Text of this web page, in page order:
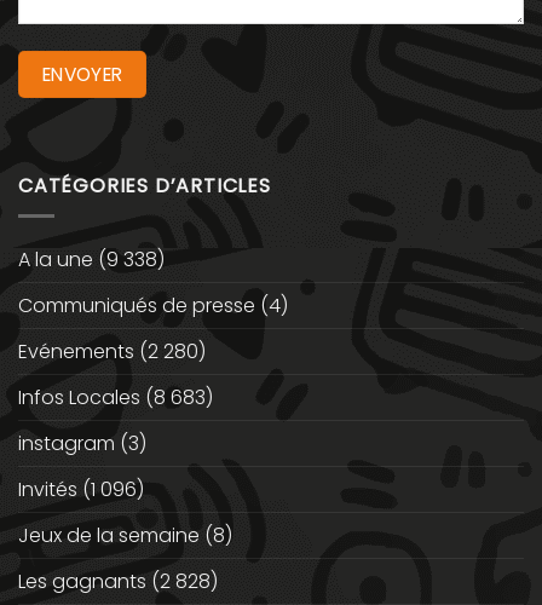
CATÉGORIES D’ARTICLES
A la une (9 338)
Communiqués de presse (4)
Evénements (2 280)
Infos Locales (8 683)
instagram (3)
Invités (1 096)
Jeux de la semaine (8)
Les gagnants (2 828)